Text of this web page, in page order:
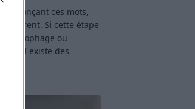
prononçant ces mots,
Si cette étape
ou
: il existe des